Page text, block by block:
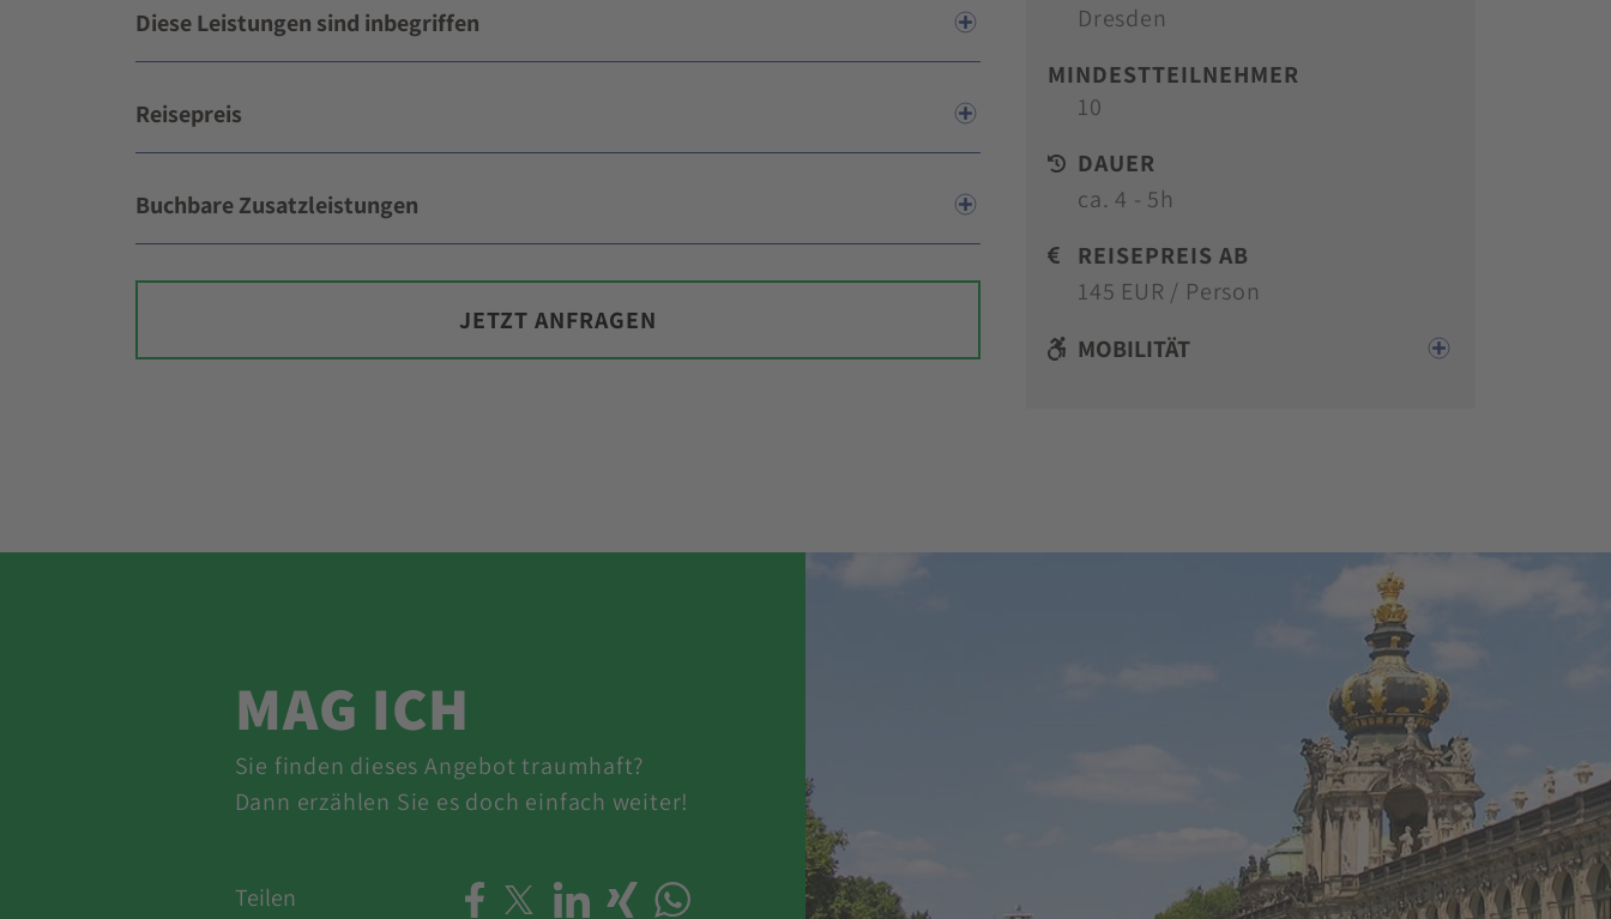
Diese Leistungen sind inbegriffen
Reisepreis
Buchbare Zusatzleistungen
JETZT ANFRAGEN
Dresden
MINDESTTEILNEHMER
10
DAUER
ca. 4 - 5h
REISEPREIS AB
145 EUR / Person
MOBILITÄT
MAG ICH
Sie finden dieses Angebot traumhaft?
Dann erzählen Sie es doch einfach weiter!
Teilen